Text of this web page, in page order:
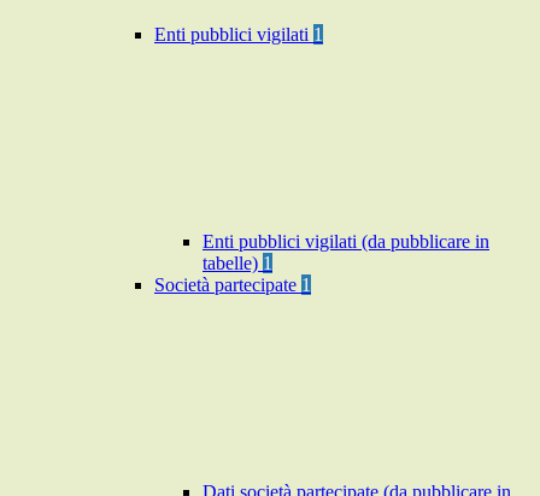
Enti pubblici vigilati 1
Enti pubblici vigilati (da pubblicare in
tabelle) 1
Società partecipate 1